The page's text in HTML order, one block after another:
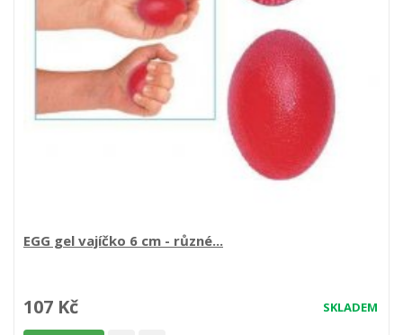
EGG gel vajíčko 6 cm - různé...
SKLADEM
107 Kč